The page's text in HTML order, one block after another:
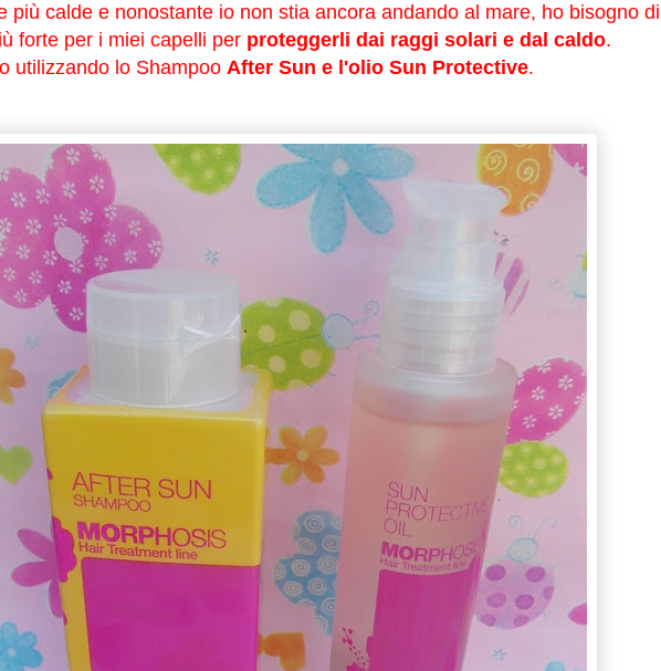
più calde e nonostante io non stia ancora andando al mare, ho bisogno di
forte per i miei capelli per proteggerli dai raggi solari e dal caldo.
utilizzando lo Shampoo After Sun e l'olio Sun Protective.